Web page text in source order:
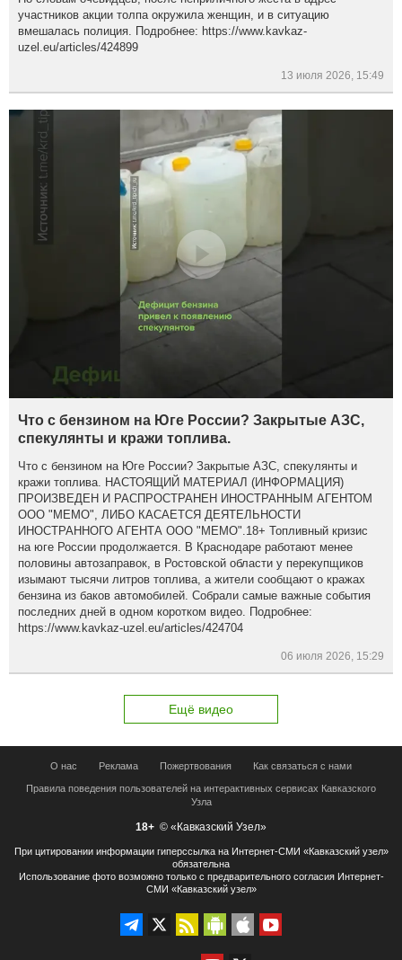
участников акции толпа окружила женщин, и в ситуацию
вмешалась полиция. Подробнее: https://www.kavkaz-
uzel.eu/articles/424899
13 июля 2026, 15:49
Что с бензином на Юге России? Закрытые АЗС,
спекулянты и кражи топлива.
Что с бензином на Юге России? Закрытые АЗС, спекулянты и
кражи топлива. НАСТОЯЩИЙ МАТЕРИАЛ (ИНФОРМАЦИЯ)
ПРОИЗВЕДЕН И РАСПРОСТРАНЕН ИНОСТРАННЫМ АГЕНТОМ
ООО "МЕМО", ЛИБО КАСАЕТСЯ ДЕЯТЕЛЬНОСТИ
ИНОСТРАННОГО АГЕНТА ООО "МЕМО".18+ Топливный кризис
на юге России продолжается. В Краснодаре работают менее
половины автозаправок, в Ростовской области у перекупщиков
изымают тысячи литров топлива, а жители сообщают о кражах
бензина из баков автомобилей. Собрали самые важные события
последних дней в одном коротком видео. Подробнее:
https://www.kavkaz-uzel.eu/articles/424704
06 июля 2026, 15:29
Ещё видео
О нас Реклама Пожертвования Как связаться с нами
Правила поведения пользователей на интерактивных сервисах Кавказского
Узла
18+ © «Кавказский Узел»
При цитировании информации гиперссылка на Интернет-СМИ «Кавказский узел»
обязательна
Использование фото возможно только с предварительного согласия Интернет-
СМИ «Кавказский узел»